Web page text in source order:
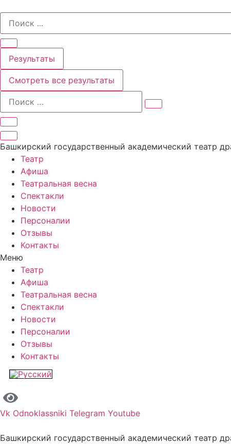
содержимому
Search
Результаты
Смотреть все результаты
Башкирский государственный академический театр
Театр
Афиша
Театральная весна
Спектакли
Новости
Персоналии
Отзывы
Контакты
Меню
Театр
Афиша
Театральная весна
Спектакли
Новости
Персоналии
Отзывы
Контакты
Vk Odnoklassniki Telegram Youtube
Башкирский государственный академический театр